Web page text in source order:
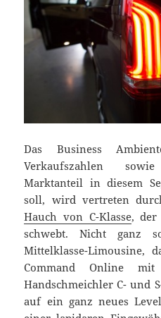
Das Business
Verkaufszahlen
Marktanteil in diesem
soll, wird vertreten
Hauch von C-Klasse, der
schwebt. Nicht ganz
Mittelklasse-Limousine,
Command Online
Handschmeichler C- und
auf ein ganz neues